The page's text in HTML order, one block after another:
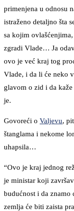
primenjena u odnosu
istraženo detaljno šta
sa kojim
zgradi Vlade… Ja
ovo je već kraj tog
Vlade, i da li će neko
glavom o zid i da
je.
Govoreći o Valjevu,
štanglama i nekome
uhapsila…
“Ovo je kraj jednog
je ministar koji
budućnost i da znamo
zemlja će biti zaista